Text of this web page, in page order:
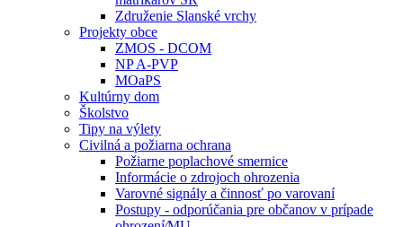
Združenie Slanské vrchy
Projekty obce
ZMOS - DCOM
NP A-PVP
MOaPS
Kultúrny dom
Školstvo
Tipy na výlety
Civilná a požiarna ochrana
Požiarne poplachové smernice
Informácie o zdrojoch ohrozenia
Varovné signály a činnosť po varovaní
Postupy - odporúčania pre občanov v prípade